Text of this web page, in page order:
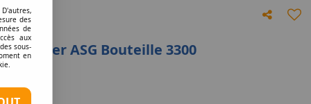
Blaster ASG Bouteille 3300
avis !
des
de
aux
sous-
en